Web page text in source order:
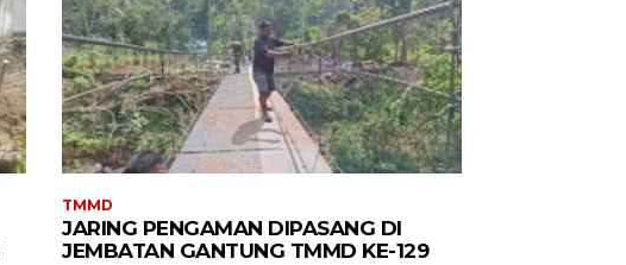
TMMD
JARING PENGAMAN DIPASANG DI
JEMBATAN GANTUNG TMMD KE-129